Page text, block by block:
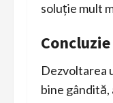
soluție mult
Concluzie
Dezvoltarea
bine